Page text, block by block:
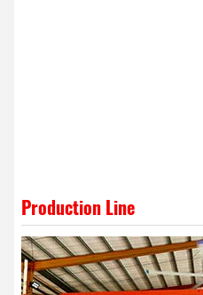
Production Line